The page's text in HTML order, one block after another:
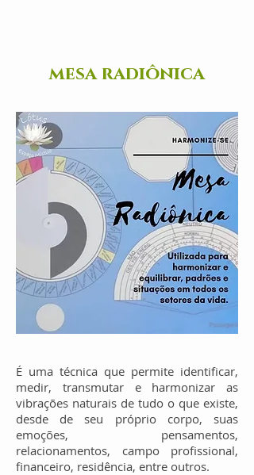
mesa radiônica
É uma técnica que permite identificar,
medir, transmutar e harmonizar as
vibrações naturais de tudo o que existe,
desde de seu próprio corpo, suas
emoções, pensamentos,
relacionamentos, campo profissional,
financeiro, residência, entre outros.